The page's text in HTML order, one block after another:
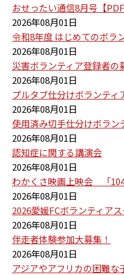
おせったい通信8月号【PDF
2026年08月01日
令和8年度 はじめてのボラ
2026年08月01日
災害ボランティア登録者の
2026年08月01日
プルタブ仕分けボランティ
2026年08月01日
使用済み切手仕分けボラン
2026年08月01日
認知症に関する講演会
2026年08月01日
わかくさ映画上映会 「
2026年08月01日
2026愛媛FCボランティア
2026年08月01日
伴走者体験参加大募集！
2026年08月01日
アジアやアフリカの困難